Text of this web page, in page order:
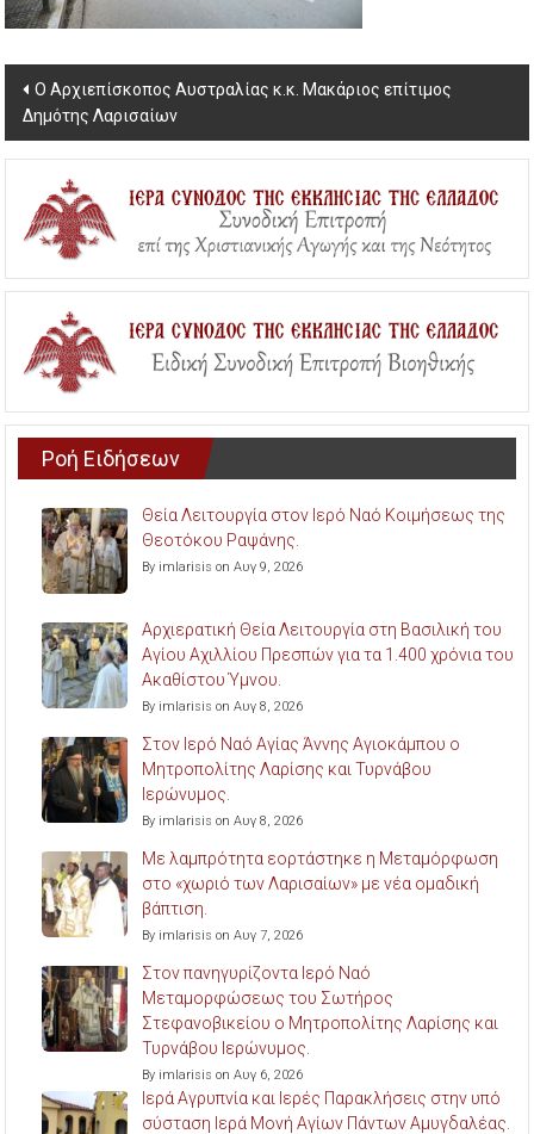
Post
navigation
Ο Αρχιεπίσκοπος Αυστραλίας κ.κ. Μακάριος επίτιμος
Δημότης Λαρισαίων
Ροή Ειδήσεων
Θεία Λειτουργία στον Ιερό Ναό Κοιμήσεως της
Θεοτόκου Ραψάνης.
By imlarisis on Αυγ 9, 2026
Αρχιερατική Θεία Λειτουργία στη Βασιλική του
Αγίου Αχιλλίου Πρεσπών για τα 1.400 χρόνια του
Ακαθίστου Ύμνου.
By imlarisis on Αυγ 8, 2026
Στον Ιερό Ναό Αγίας Άννης Αγιοκάμπου ο
Μητροπολίτης Λαρίσης και Τυρνάβου
Ιερώνυμος.
By imlarisis on Αυγ 8, 2026
Με λαμπρότητα εορτάστηκε η Μεταμόρφωση
στο «χωριό των Λαρισαίων» με νέα ομαδική
βάπτιση.
By imlarisis on Αυγ 7, 2026
Στον πανηγυρίζοντα Ιερό Ναό
Μεταμορφώσεως του Σωτήρος
Στεφανοβικείου ο Μητροπολίτης Λαρίσης και
Τυρνάβου Ιερώνυμος.
By imlarisis on Αυγ 6, 2026
Ιερά Αγρυπνία και Ιερές Παρακλήσεις στην υπό
σύσταση Ιερά Μονή Αγίων Πάντων Αμυγδαλέας.